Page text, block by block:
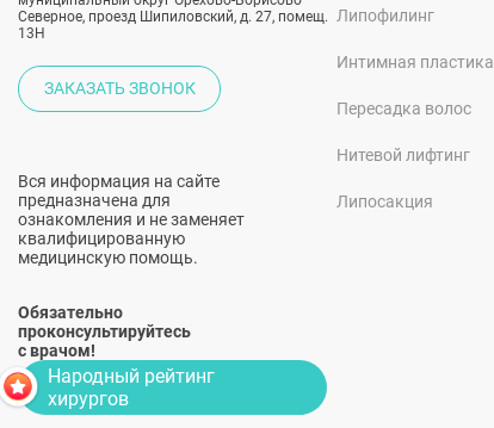
Северное, проезд Шипиловский, д. 27, помещ.
13Н
ЗАКАЗАТЬ ЗВОНОК
Вся информация на сайте
предназначена для
ознакомления и не заменяет
квалифицированную
медицинскую помощь.
Обязательно
проконсультируйтесь
с врачом!
Липофилинг
Интимная пластика
Пересадка волос
Нитевой лифтинг
Липосакция
Народный рейтинг
хирургов